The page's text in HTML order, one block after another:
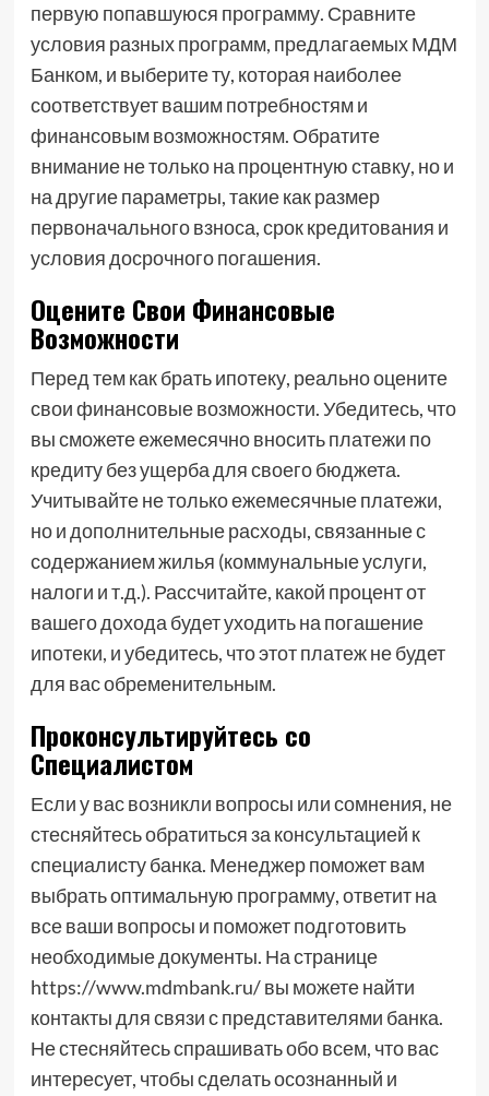
первую попавшуюся программу. Сравните
условия разных программ, предлагаемых МДМ
Банком, и выберите ту, которая наиболее
соответствует вашим потребностям и
финансовым возможностям. Обратите
внимание не только на процентную ставку, но и
на другие параметры, такие как размер
первоначального взноса, срок кредитования и
условия досрочного погашения.
Оцените Свои Финансовые
Возможности
Перед тем как брать ипотеку, реально оцените
свои финансовые возможности. Убедитесь, что
вы сможете ежемесячно вносить платежи по
кредиту без ущерба для своего бюджета.
Учитывайте не только ежемесячные платежи,
но и дополнительные расходы, связанные с
содержанием жилья (коммунальные услуги,
налоги и т.д.). Рассчитайте, какой процент от
вашего дохода будет уходить на погашение
ипотеки, и убедитесь, что этот платеж не будет
для вас обременительным.
Проконсультируйтесь со
Специалистом
Если у вас возникли вопросы или сомнения, не
стесняйтесь обратиться за консультацией к
специалисту банка. Менеджер поможет вам
выбрать оптимальную программу, ответит на
все ваши вопросы и поможет подготовить
необходимые документы. На странице
https://www.mdmbank.ru/ вы можете найти
контакты для связи с представителями банка.
Не стесняйтесь спрашивать обо всем, что вас
интересует, чтобы сделать осознанный и